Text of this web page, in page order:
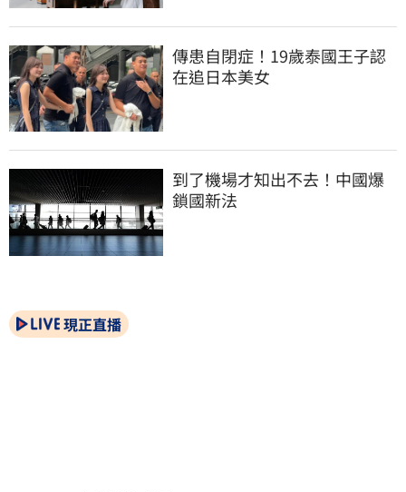
傳患自閉症！19歲泰國王子認
在追日本美女
到了機場才知出不去！中國爆
鎖國新法
現正直播